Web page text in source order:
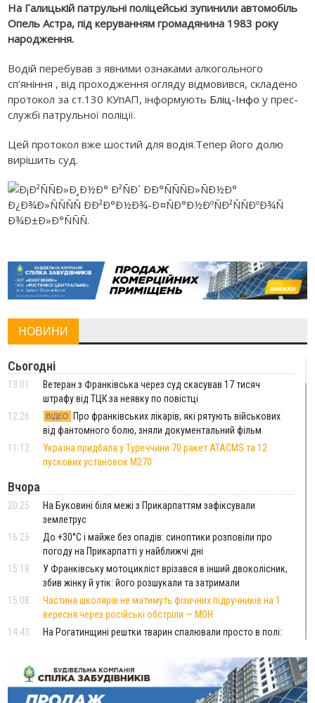
На Галицькій патрульні поліцейські зупинили автомобіль
Опель Астра, під керуванням громадянина 1983 року
народження.
Водій перебував з явними ознаками алкогольного
сп’яніння , від проходження огляду відмовився, складено
протокол за ст.130 КУпАП, інформують Бліц-Інфо у прес-
службі патрульної поліції.
Цей протокол вже шостий для водія.Тепер його долю
вирішить суд.
НОВИНИ
Сьогодні
13:01
Ветеран з Франківська через суд скасував 17 тисяч
штрафу від ТЦК за неявку по повістці
12:26
ВІДЕО
Про франківських лікарів, які рятують військових
від фантомного болю, зняли документальний фільм
11:12
Україна придбала у Туреччини 70 ракет ATACMS та 12
пускових установок M270
Вчора
20:25
На Буковині біля межі з Прикарпаттям зафіксували
землетрус
16:25
До +30°C і майже без опадів: синоптики розповіли про
погоду на Прикарпатті у найближчі дні
15:18
У Франківську мотоцикліст врізався в інший двоколісник,
збив жінку й утік: його розшукали та затримали
15:08
Частина школярів не матимуть фізичних підручників на 1
вересня через російські обстріли — МОН
14:43
На Рогатинщині рештки тварин спалювали просто в полі:
13:25
Пірс, ігровий майданчик і зона для пікніків: оголосили
тендер на 7 мільйонів на благоустрій Німецького озера
12:14
У Калуші на озері в міському парку масово загинули